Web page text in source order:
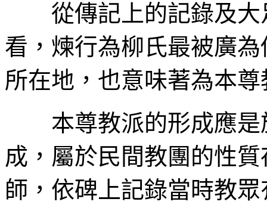
從傳記上的記錄及大
看，煉行為柳氏最被廣
所在地，也意味著為本
本尊教派的形成應是
成，屬於民間教團的性
師，依碑上記錄當時教